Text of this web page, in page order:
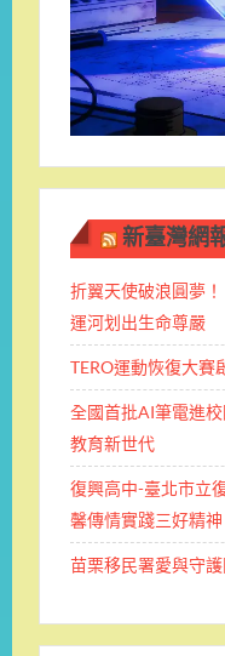
新臺灣網
折翼天使破浪圓夢
運河划出生命尊嚴
TERO運動恢復大
全國首批AI筆電進
教育新世代
復興高中-臺北市立
馨傳情實踐三好精神
苗栗移民署愛與守